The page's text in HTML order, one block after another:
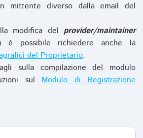
mittente diverso dalla email del
modifica del provider/maintainer
è possibile richiedere anche la
del Proprietario.
sulla compilazione del modulo
sul Modulo di Registrazione